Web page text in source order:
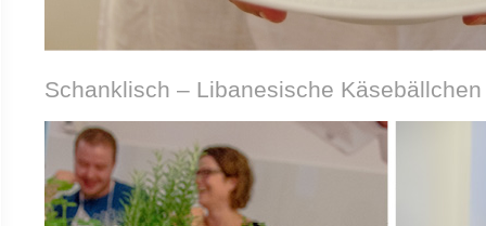
Schanklisch – Libanesische Käsebällchen